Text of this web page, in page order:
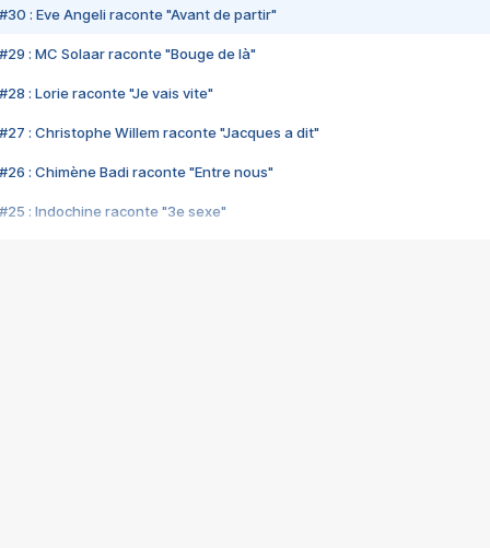
#30 : Eve Angeli raconte "Avant de partir"
#29 : MC Solaar raconte "Bouge de là"
#28 : Lorie raconte "Je vais vite"
#27 : Christophe Willem raconte "Jacques a dit"
#26 : Chimène Badi raconte "Entre nous"
#25 : Indochine raconte "3e sexe"